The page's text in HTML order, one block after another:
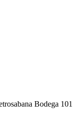
Bodega 101